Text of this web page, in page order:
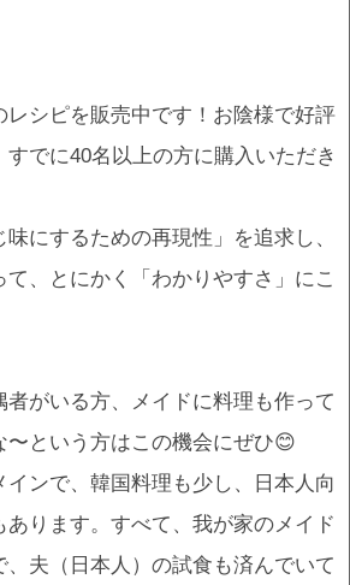
レシピを販売中です！お陰様で好評
すでに40名以上の方に購入いただき
味にするための再現性」を追求し、
、とにかく「わかりやすさ」にこ
がいる方、メイドに料理も作って
〜という方はこの機会にぜひ😊
インで、韓国料理も少し、日本人向
あります。すべて、我が家のメイド
、夫（日本人）の試食も済んでいて